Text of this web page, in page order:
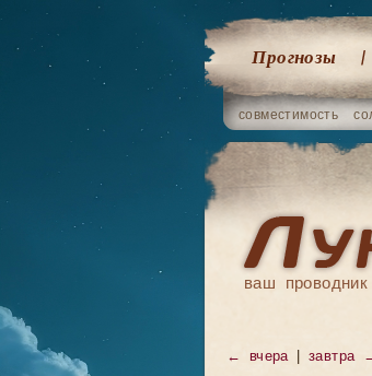
Прогнозы
совместимость
ваш
← вчера |завтра